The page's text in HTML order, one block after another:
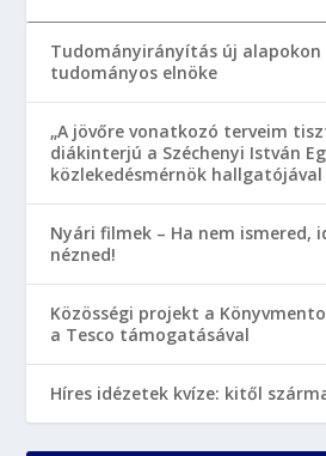
Tudományirányítás új alapokon
tudományos elnöke
„A jövőre vonatkozó terveim
diákinterjú a Széchenyi István
közlekedésmérnök hallgatójával
Nyári filmek – Ha nem ismered,
nézned!
Közösségi projekt a
a Tesco támogatásával
Híres idézetek kvíze: kitől